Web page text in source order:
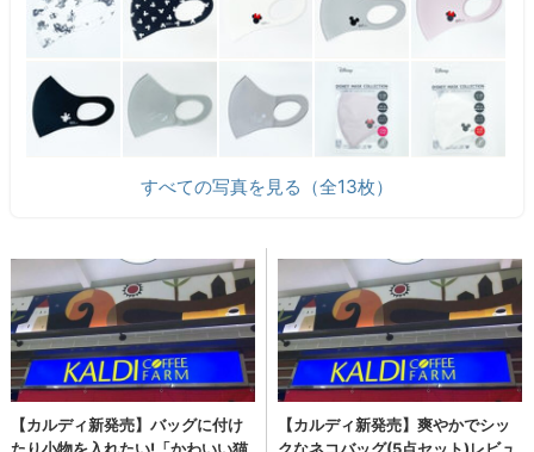
すべての写真を見る（全13枚）